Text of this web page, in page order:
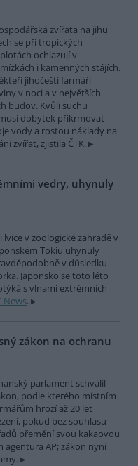
zvířata na jihu
se při tropických
ochlazují v
i kamenných stájích.
jihočeští farmáři
v noci a v největších
budov. Kvůli suchu
dobytek přikrmovat
vody a rostou náklady na
zvířat, zjistila ČTK.
vedry, uhynuly
lvice v zoologické zahradě v
Tokiu uhynuly
v důsledku
Japonsko se toto léto
s vlnami extrémních
News.
zákon na ochranu
parlament schválil
podle kterého místním
hrozí až 20 let
pokud bez souhlasu
přemění svou kakaovou
agentura AP; zákon nyní